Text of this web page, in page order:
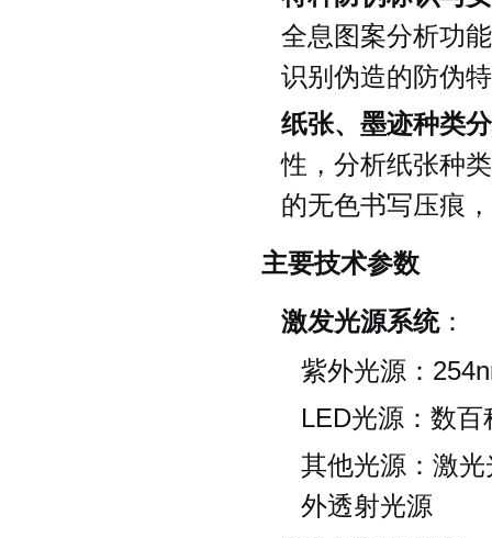
全息图案分析功
识别伪造的防伪
纸张、墨迹种类
性，分析纸张种
的无色书写压痕
主要技术参数
激发光源系统：
紫外光源：
LED光源：数
其他光源：激
外透射光源